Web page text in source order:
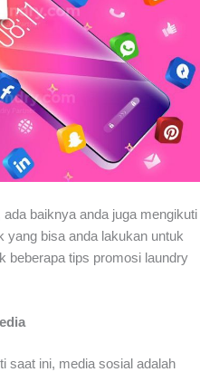
baiknya anda juga mengikuti
yang bisa anda lakukan untuk
beberapa tips promosi laundry
saat ini, media sosial adalah